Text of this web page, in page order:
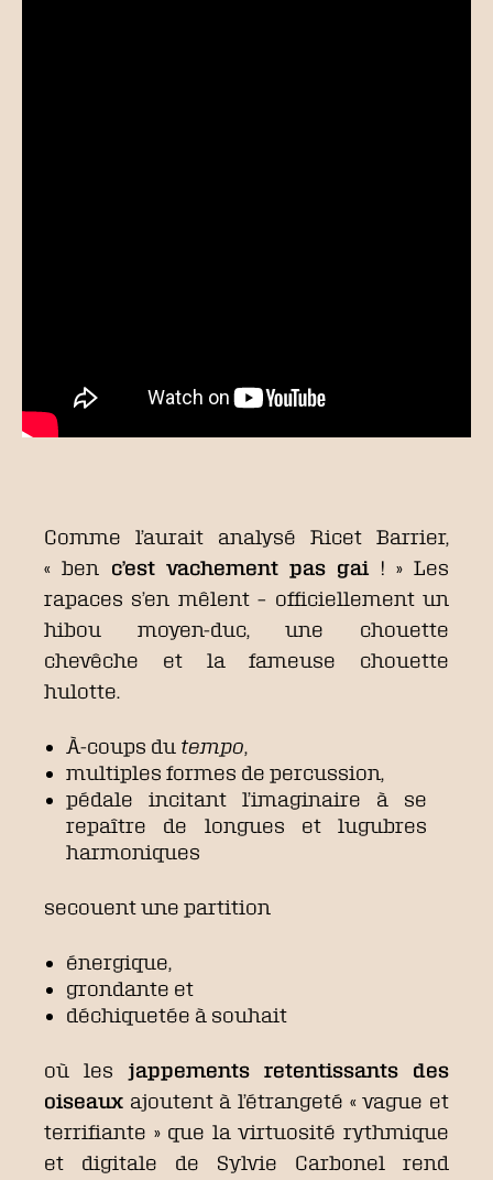
Comme l’aurait analysé Ricet Barrier,
« ben c’est vachement pas gai ! » Les
rapaces s’en mêlent – officiellement un
hibou moyen-duc, une chouette
chevêche et la fameuse chouette
hulotte.
À-coups du tempo
multiples formes de percussion,
pédale incitant l’imaginaire à se
repaître de longues et lugubres
harmoniques
secouent une partition
énergique,
grondante et
déchiquetée à souhait
où les jappements retentissants des
oiseaux ajoutent à l’étrangeté « vague et
terrifiante » que la virtuosité rythmique
et digitale de Sylvie Carbonel rend